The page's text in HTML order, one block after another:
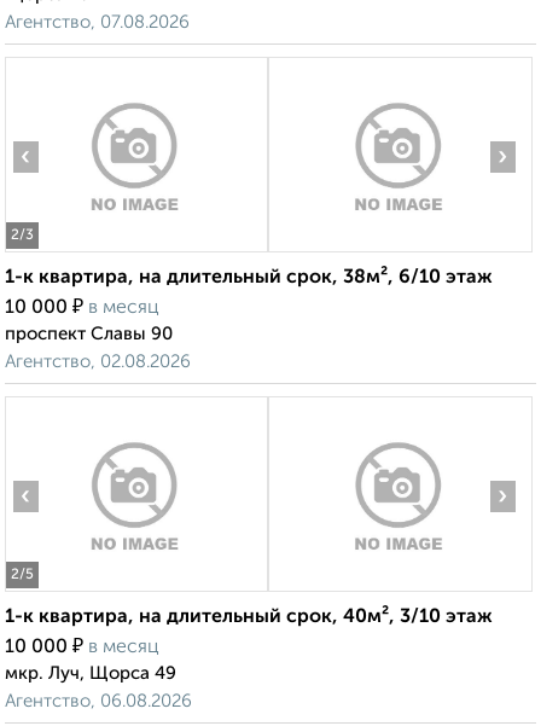
Агентство, 07.08.2026
2/3
‹ ›
1-к квартира, на длительный срок, 38м², 6/10 этаж
10 000 ₽ в месяц
проспект Славы 90
Агентство, 02.08.2026
2/5
‹ ›
1-к квартира, на длительный срок, 40м², 3/10 этаж
10 000 ₽ в месяц
мкр. Луч, Щорса 49
Агентство, 06.08.2026